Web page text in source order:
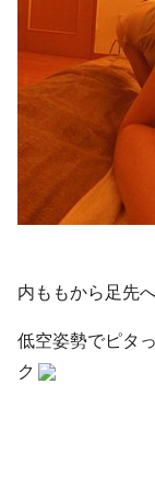
内ももから足先
低空姿勢でピタっ
ク